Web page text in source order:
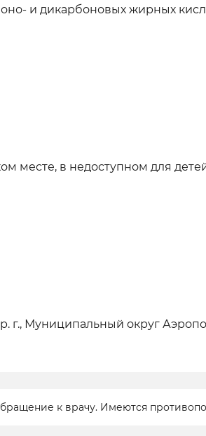
и дикарбоновых жирных
месте, в недоступном для
г., Муниципальный округ
к врачу. Имеются